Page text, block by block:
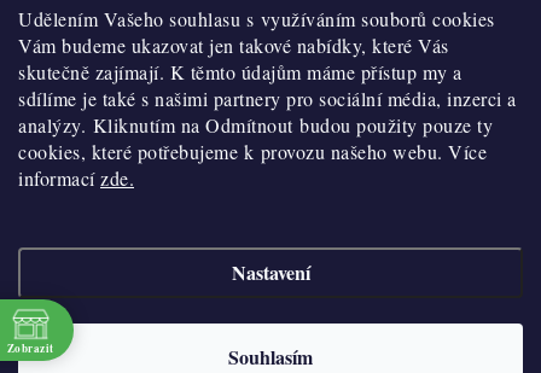
Udělením Vašeho souhlasu s využíváním souborů cookies
Vám budeme ukazovat jen takové nabídky, které Vás
skutečně zajímají. K těmto údajům máme přístup my a
sdílíme je také s našimi partnery pro sociální média, inzerci a
analýzy. Kliknutím na Odmítnout budou použity pouze ty
cookies, které potřebujeme k provozu našeho webu. Více
informacízde.
Nastavení
Souhlasím
Obchodní podmínky
Hodnocení obchodu
Blog
Moje objednávka
Historie
Kontakty
O nákupu
Reklamace a vratky
Výdejní místa
Velkoobchod
Vytvořil Shoptet
Copyright 2026
cookies
Zobrazit